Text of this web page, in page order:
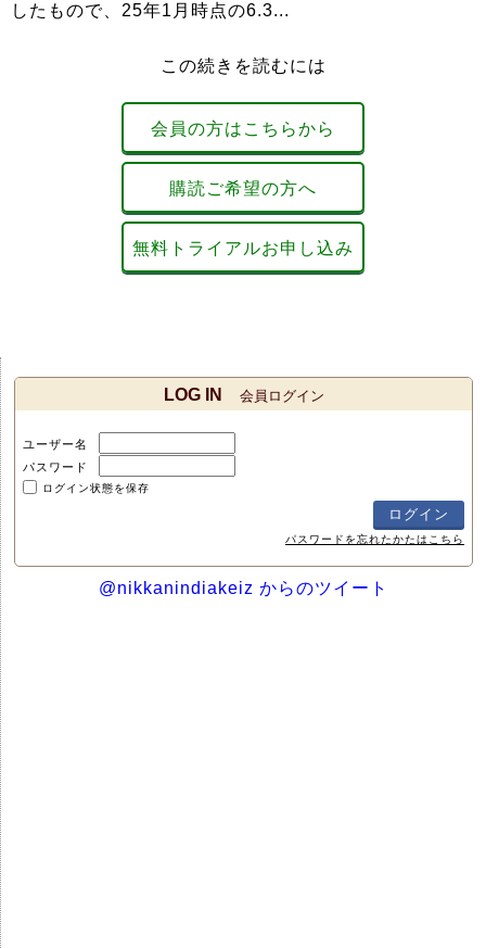
したもので、25年1月時点の6.3...
この続きを読むには
会員の方はこちらから
購読ご希望の方へ
無料トライアルお申し込み
LOG IN 会員ログイン
ユーザー名
パスワード
ログイン状態を保存
パスワードを忘れたかたはこちら
@nikkanindiakeiz からのツイート